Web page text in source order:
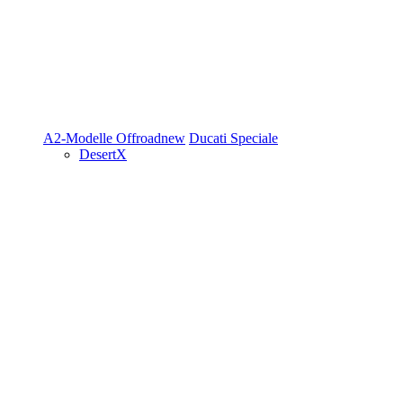
A2-Modelle Offroadnew Ducati Speciale
DesertX